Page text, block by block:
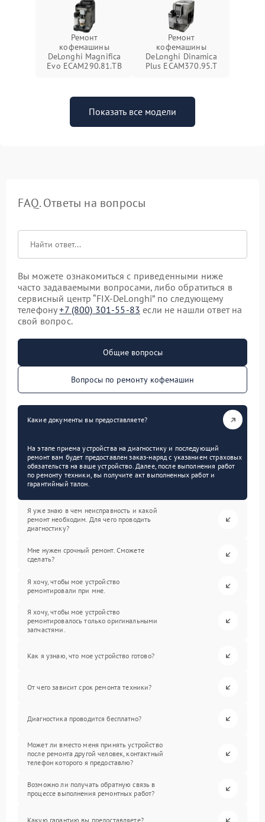
Ремонт
кофемашины
DeLonghi Magnifica
Evo ECAM290.81.TB
Ремонт
кофемашины
DeLonghi Dinamica
Plus ECAM370.95.T
Показать все модели
FAQ. Ответы на вопросы
Вы можете ознакомиться с приведенными ниже
часто задаваемыми вопросами, либо обратиться в
сервисный центр “FIX-DeLonghi” по следующему
телефону+7 (800) 301-55-83 если не нашли ответ на
свой вопрос.
Общие вопросы
Вопросы по ремонту кофемашин
Какие документы вы предоставляете?
На этапе приема устройства на диагностику и последующий
ремонт вам будет предоставлен заказ-наряд с указанием страховых
обязательств на ваше устройство. Далее, после выполнения работ
по ремонту техники, вы получите акт выполненных работ и
гарантийный талон.
Я уже знаю в чем неисправность и какой
ремонт необходим. Для чего проводить
диагностику?
Мне нужен срочный ремонт. Сможете
сделать?
Я хочу, чтобы мое устройство
ремонтировали при мне.
Я хочу, чтобы мое устройство
ремонтировалось только оригинальными
запчастями.
Как я узнаю, что мое устройство готово?
От чего зависит срок ремонта техники?
Диагностика проводится бесплатно?
Может ли вместо меня принять устройство
после ремонта другой человек, контактный
телефон которого я предоставлю?
Возможно ли получать обратную связь в
процессе выполнения ремонтных работ?
Какую гарантию вы предоставляете?